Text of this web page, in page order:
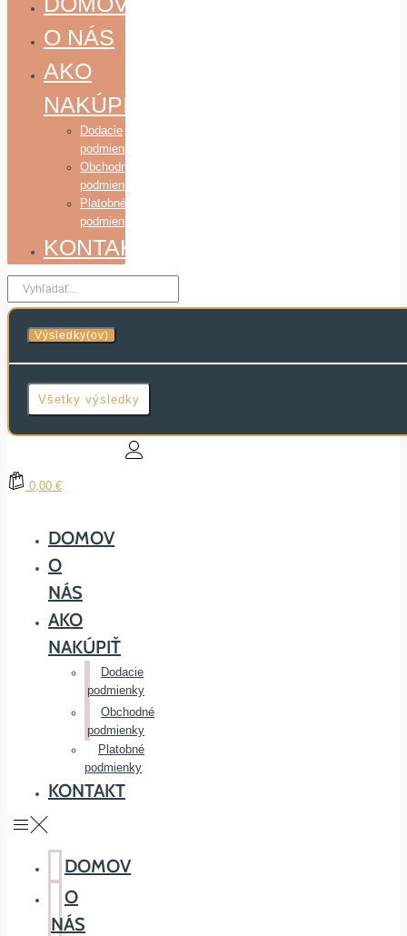
O NÁS
AKO
NAKÚPIŤ
Dodacie
podmienky
Obchodné
podmienky
Platobné
podmienky
KONTAKT
Search
...
Výsledky(ov)
Všetky výsledky
0,00 €
DOMOV
O
NÁS
AKO
NAKÚPIŤ
Dodacie
podmienky
Obchodné
podmienky
Platobné
podmienky
KONTAKT
DOMOV
O
NÁS